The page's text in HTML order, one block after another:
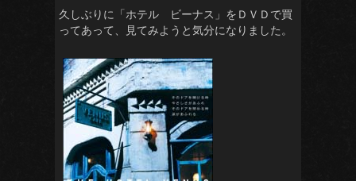
久しぶりに「ホテル ビーナス」をＤＶＤで買
ってあって、見てみようと気分になりました。